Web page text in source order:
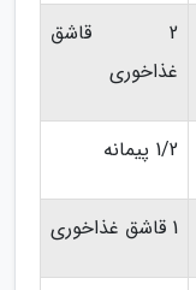
2 قاشق
غذاخوری
1/2 پیمانه
1 قاشق غذاخوری